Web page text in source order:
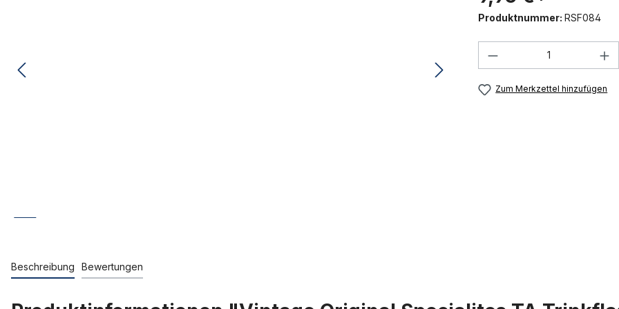
Produktnummer: RSF084
Produkt Anzahl:
Zum Merkzettel hinzufügen
Beschreibung Bewertungen